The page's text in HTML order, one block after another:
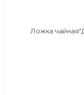
Ложка